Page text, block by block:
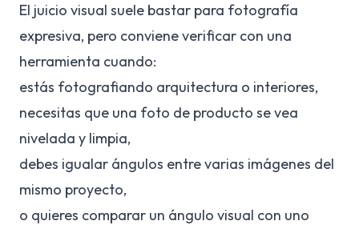
El juicio visual suele bastar para fotografía
expresiva, pero conviene verificar con una
herramienta cuando:
estás fotografiando arquitectura o interiores,
necesitas que una foto de producto se vea
nivelada y limpia,
debes igualar ángulos entre varias imágenes del
mismo proyecto,
o quieres comparar un ángulo visual con uno